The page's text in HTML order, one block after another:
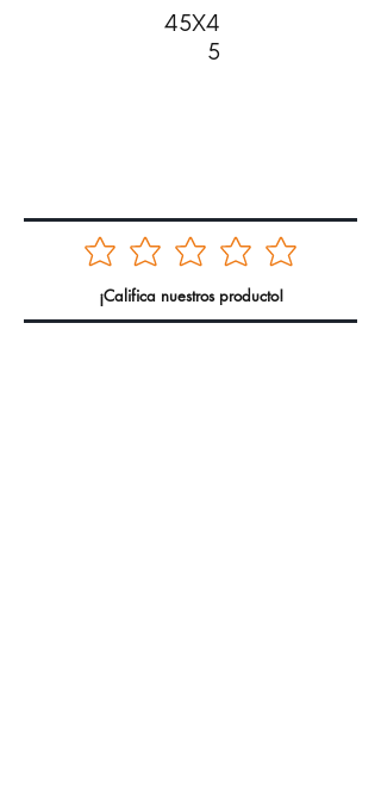
45X4
5
¡Califica nuestros producto!